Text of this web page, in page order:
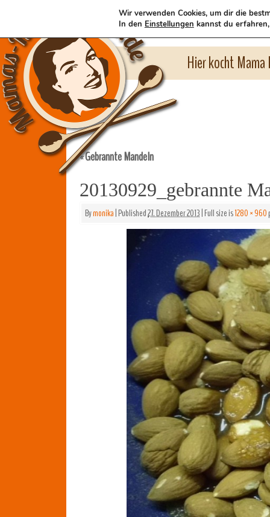
Hier kocht
«Gebrannte Mandeln
20130929_gebrannte
Bymonika|Published27. Dezember 2013|Full size is1280 × 960
Wir verwenden Cookies, um dir die
In den Einstellungen kannst du